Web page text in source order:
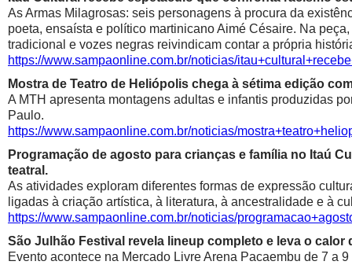
As Armas Milagrosas: seis personagens à procura da
poeta, ensaísta e político martinicano Aimé Césaire. Na
tradicional e vozes negras reivindicam contar a própria
https://www.sampaonline.com.br/noticias/
Mostra de Teatro de Heliópolis chega à sétima edição
A MTH apresenta montagens adultas e infantis produzidas
Paulo.
https://www.sampaonline.com.br/noticias/
Programação de agosto para crianças e família no Itaú
teatral.
As atividades exploram diferentes formas de expressão
ligadas à criação artística, à literatura, à ancestralidade e à
https://www.sampaonline.com.br/noticias/
São Julhão Festival revela lineup completo e leva o calor
Evento acontece na Mercado Livre Arena Pacaembu de 7 a